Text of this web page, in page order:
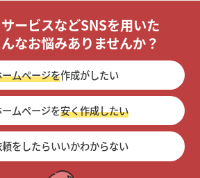
ービスなどSNSを用いた
なお悩みありませんか？
ムページを作成がしたい
ムページを安く作成したい
をしたらいいかわからない